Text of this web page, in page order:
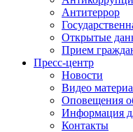
Антитеррор
Открытые
Прием
Пресс-центр
Новости
Видео
Оповещения
Информация
Контакты